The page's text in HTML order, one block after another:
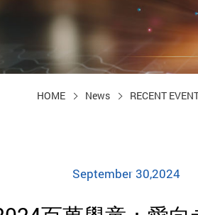
Wireless TX Module
Wall Switch
HOME News RECENT
September 30,2024